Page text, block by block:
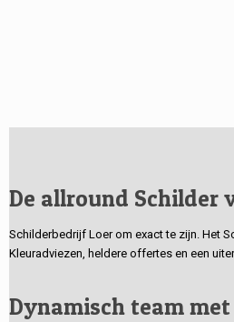
De allround Schilder
Schilderbedrijf Loer om exact te zijn. Het
Kleuradviezen, heldere offertes en een
Dynamisch team